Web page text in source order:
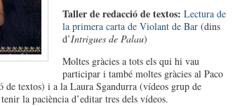
Taller de redacció de textos: Lectura de
la primera carta de Violant de Bar (dins
d’Intrigues de Palau)
Moltes gràcies a tots els qui hi vau
participar i també moltes gràcies al Paco
textos) i a la Laura Sgandurra (vídeos grup de
la paciència d’editar tres dels vídeos.